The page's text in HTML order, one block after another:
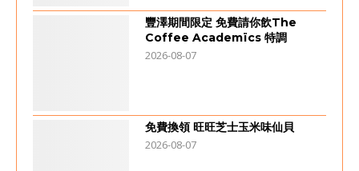
豐澤期間限定 免費請你飲The
Coffee Academïcs 特調
2026-08-07
免費換領 旺旺芝士玉米味仙貝
2026-08-07